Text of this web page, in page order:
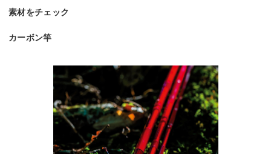
素材をチェック
カーボン竿